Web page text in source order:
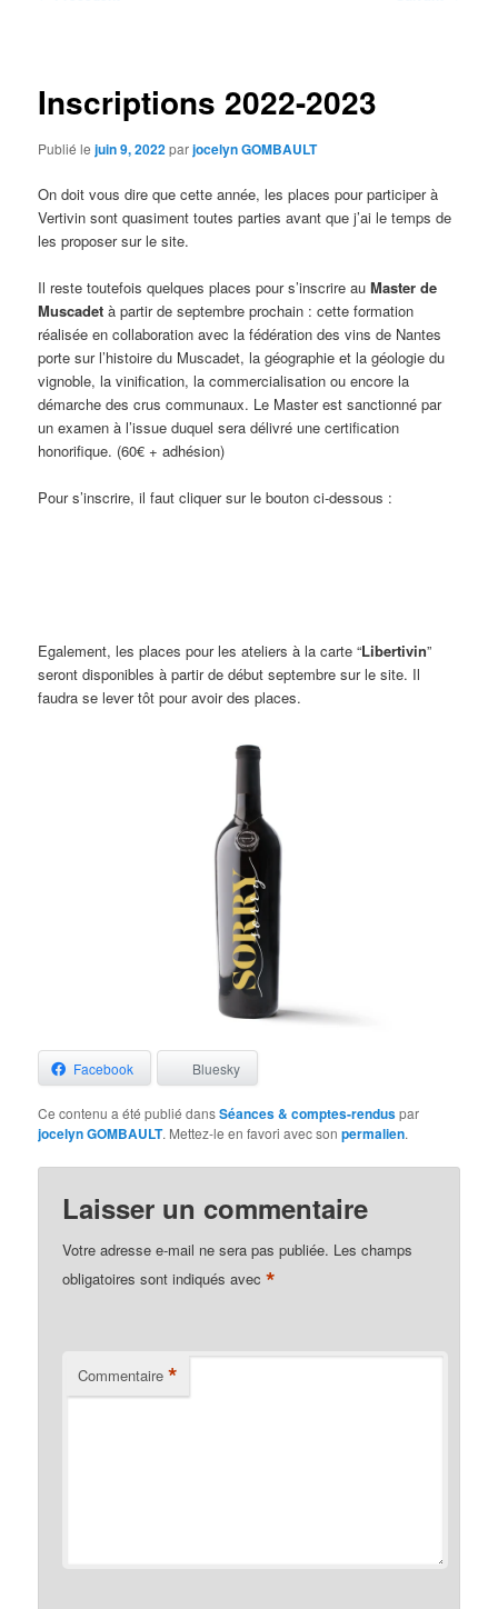
Inscriptions 2022-2023
Publié lejuin 9, 2022parjocelyn GOMBAULT
On doit vous dire que cette année, les places pour participer à
Vertivin sont quasiment toutes parties avant que j’ai le temps de
les proposer sur le site.
Il reste toutefois quelques places pour s’inscrire auMaster de
Muscadet à partir de septembre prochain : cette formation
réalisée en collaboration avec la fédération des vins de Nantes
porte sur l’histoire du Muscadet, la géographie et la géologie du
vignoble, la vinification, la commercialisation ou encore la
démarche des crus communaux. Le Master est sanctionné par
un examen à l’issue duquel sera délivré une certification
honorifique. (60€ + adhésion)
Pour s’inscrire, il faut cliquer sur le bouton ci-dessous :
Egalement, les places pour les ateliers à la carte “Libertivin”
seront disponibles à partir de début septembre sur le site. Il
faudra se lever tôt pour avoir des places.
Facebook Bluesky
Ce contenu a été publié dansSéances & comptes-renduspar
jocelyn GOMBAULT. Mettez-le en favori avec sonpermalien.
Laisser un commentaire
Votre adresse e-mail ne sera pas publiée. Les champs
obligatoires sont indiqués avec*
Commentaire *